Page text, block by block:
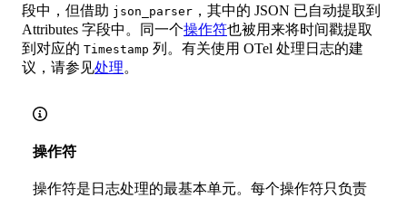
段中，但借助 json_parser ，其中的 JSON 已自动提取到
Attributes 字段中。同一个操作符也被用来将时间戳提取
到对应的 Timestamp 列。有关使用 OTel 处理日志的建
议，请参见处理。
操作符
操作符是日志处理的最基本单元。每个操作符只负责